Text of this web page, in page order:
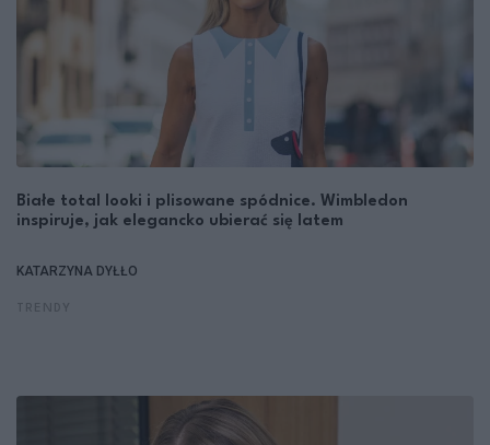
Białe total looki i plisowane spódnice. Wimbledon
inspiruje, jak elegancko ubierać się latem
KATARZYNA DYŁŁO